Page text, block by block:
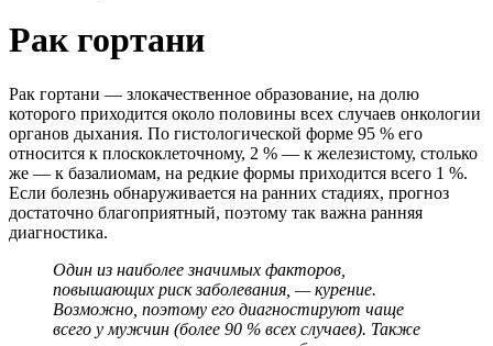
Рак гортани
Рак гортани — злокачественное образование, на долю
которого приходится около половины всех случаев онкологии
органов дыхания. По гистологической форме 95 % его
относится к плоскоклеточному, 2 % — к железистому, столько
же — к базалиомам, на редкие формы приходится всего 1 %.
Если болезнь обнаруживается на ранних стадиях, прогноз
достаточно благоприятный, поэтому так важна ранняя
диагностика.
Один из наиболее значимых факторов,
повышающих риск заболевания, — курение.
Возможно, поэтому его диагностируют чаще
всего у мужчин (более 90 % всех случаев). Также